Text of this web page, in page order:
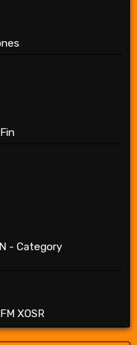
- Category
XOSR